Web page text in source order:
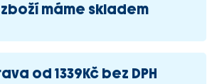
zboží máme skladem
od 1339Kč bez DPH